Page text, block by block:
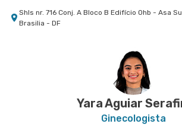
Shls nr. 716 Conj. A Bloco B Edifício Ohb - Asa
Brasilia - DF
Yara Aguiar
Ginecologista